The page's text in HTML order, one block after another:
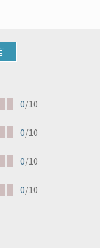
0/10
0/10
0/10
0/10